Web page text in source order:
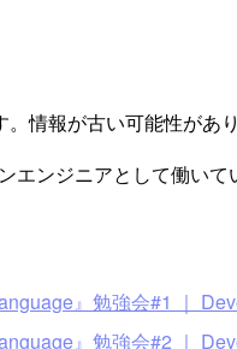
情報が古い可能性があ
ンジニアとして働い
』勉強会#1 ｜
』勉強会#2 ｜